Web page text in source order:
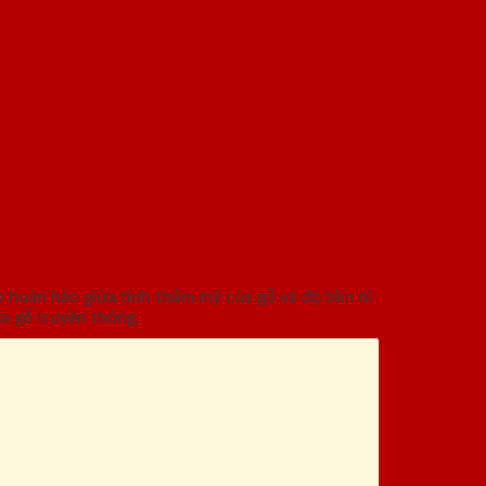
hảo giữa tính thẩm mỹ của gỗ và độ bền bỉ
gỗ truyền thống.